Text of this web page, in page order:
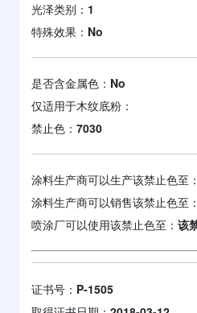
光泽类别： 1
特殊效果： No
是否含金属色： No
仅适用于木纹底粉：
禁止色： 7030
涂料生产商可以生产该禁止色至：
涂料生产商可以销售该禁止色至：
喷涂厂可以使用该禁止色至： 该
证书号： P-1505